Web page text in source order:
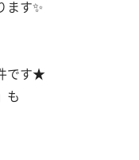
ます✨
です★
も